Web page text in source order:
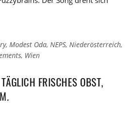
, Modest Oda, NEPS, Niederösterreich,
, Wien
FRISCHES OBST,